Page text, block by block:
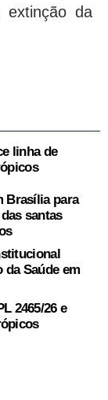
da
linha de
Brasília para
santas
da Saúde em
2465/26 e